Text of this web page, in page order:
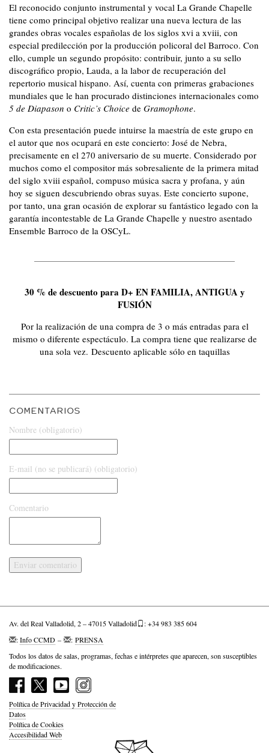
El reconocido conjunto instrumental y vocal La Grande Chapelle
tiene como principal objetivo realizar una nueva lectura de las
grandes obras vocales españolas de los siglos xvi a xviii, con
especial predilección por la producción policoral del Barroco. Con
ello, cumple un segundo propósito: contribuir, junto a su sello
discográfico propio, Lauda, a la labor de recuperación del
repertorio musical hispano. Así, cuenta con primeras grabaciones
mundiales que le han procurado distinciones internacionales como
5 de Diapason o Critic’s Choice de Gramophone.
Con esta presentación puede intuirse la maestría de este grupo en
el autor que nos ocupará en este concierto: José de Nebra,
precisamente en el 270 aniversario de su muerte. Considerado por
muchos como el compositor más sobresaliente de la primera mitad
del siglo xviii español, compuso música sacra y profana, y aún
hoy se siguen descubriendo obras suyas. Este concierto supone,
por tanto, una gran ocasión de explorar su fantástico legado con la
garantía incontestable de La Grande Chapelle y nuestro asentado
Ensemble Barroco de la OSCyL.
30 % de descuento para D+ EN FAMILIA, ANTIGUA y
FUSIÓN
Por la realización de una compra de 3 o más entradas para el
mismo o diferente espectáculo. La compra tiene que realizarse de
una sola vez. Descuento aplicable sólo en taquillas
COMENTARIOS
Nombre (obligatorio)
E-mail (no se publicará) (obligatorio)
Comentario
Av. del Real Valladolid, 2 – 47015 Valladolid
: +34 983 385 604
:Info CCMD – : PRENSA
Todos los datos de salas, programas, fechas e intérpretes que aparecen, son susceptibles
de modificaciones.
Política de Privacidad y Protección de
Datos
Política de Cookies
Accesibilidad Web